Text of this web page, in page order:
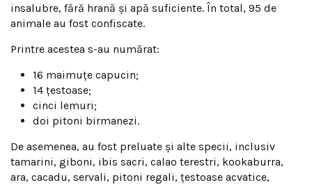
insalubre, fără hrană și apă suficiente. În total, 95 de
animale au fost confiscate.
Printre acestea s-au numărat:
16 maimuțe capucin;
14 țestoase;
cinci lemuri;
doi pitoni birmanezi.
De asemenea, au fost preluate și alte specii, inclusiv
tamarini, giboni, ibis sacri, calao terestri, kookaburra,
ara, cacadu, servali, pitoni regali, țestoase acvatice,